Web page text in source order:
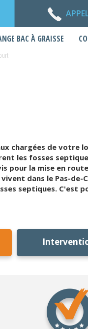
BAC À GRAISSE
chargées de votre
les fosses
pour la mise en
dans le Pas-de-
septiques. C'est